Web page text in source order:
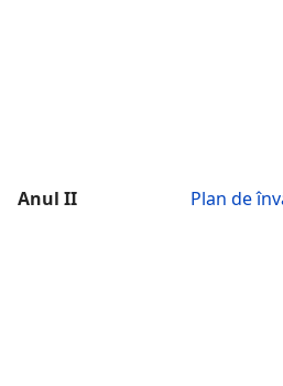
Anul II
Plan de